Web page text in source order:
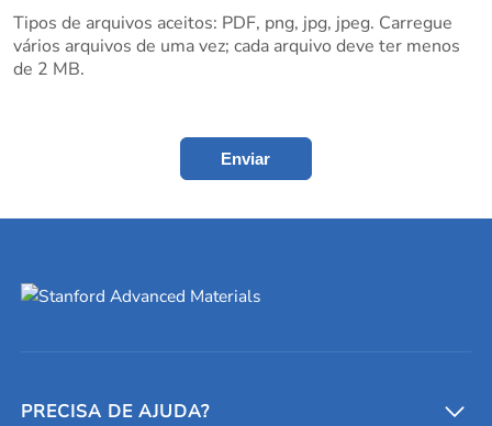
Tipos de arquivos aceitos: PDF, png, jpg, jpeg. Carregue
vários arquivos de uma vez; cada arquivo deve ter menos
de 2 MB.
Enviar
PRECISA DE AJUDA?